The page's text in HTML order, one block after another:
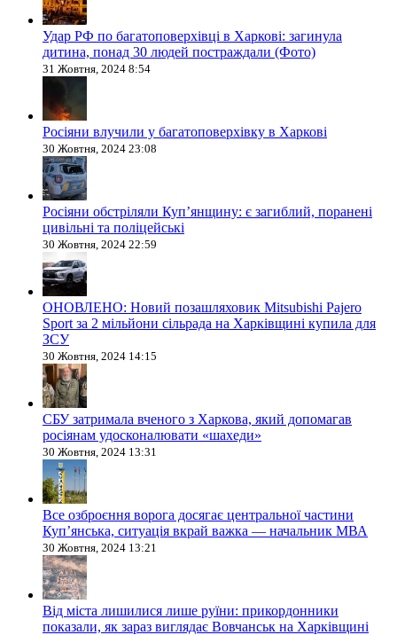
Удар РФ по багатоповерхівці в Харкові: загинула
дитина, понад 30 людей постраждали (Фото)
31 Жовтня, 2024 8:54
Росіяни влучили у багатоповерхівку в Харкові
30 Жовтня, 2024 23:08
Росіяни обстріляли Купʼянщину: є загиблий, поранені
цивільні та поліцейські
30 Жовтня, 2024 22:59
ОНОВЛЕНО: Новий позашляховик Mitsubishi Pajero
Sport за 2 мільйони сільрада на Харківщині купила для
ЗСУ
30 Жовтня, 2024 14:15
СБУ затримала вченого з Харкова, який допомагав
росіянам удосконалювати «шахеди»
30 Жовтня, 2024 13:31
Все озброєння ворога досягає центральної частини
Куп’янська, ситуація вкрай важка — начальник МВА
30 Жовтня, 2024 13:21
Від міста лишилися лише руїни: прикордонники
показали, як зараз виглядає Вовчанськ на Харківщині